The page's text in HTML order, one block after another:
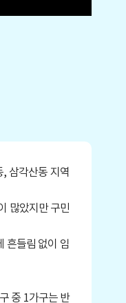
삼각산동 지역
많았지만 구민
흔들림 없이 임
중 1가구는 반